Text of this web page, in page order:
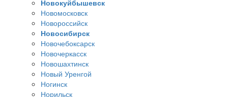
Новокуйбышевск
Новомосковск
Новороссийск
Новосибирск
Новочебоксарск
Новочеркасск
Новошахтинск
Новый Уренгой
Ногинск
Норильск